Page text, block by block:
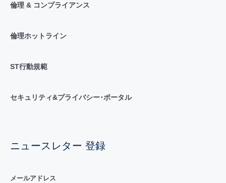
倫理 & コンプライアンス
倫理ホットライン
ST行動規範
セキュリティ&プライバシー･ポータル
ニュースレター 登録
メールアドレス